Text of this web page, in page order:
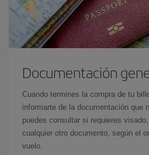
Documentación
Cuando termines la compra de tu
informarte de la documentación que
puedes consultar si requieres
cualquier otro documento, según el
vuelo.